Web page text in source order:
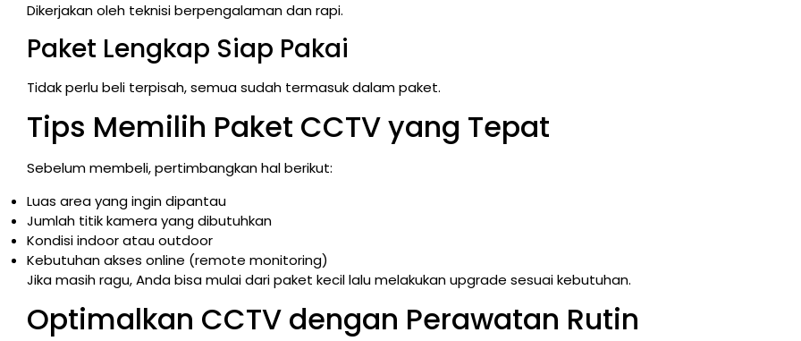
Dikerjakan oleh teknisi berpengalaman dan rapi.
Paket Lengkap Siap Pakai
Tidak perlu beli terpisah, semua sudah termasuk dalam paket.
Tips Memilih Paket CCTV yang Tepat
Sebelum membeli, pertimbangkan hal berikut:
Luas area yang ingin dipantau
Jumlah titik kamera yang dibutuhkan
Kondisi indoor atau outdoor
Kebutuhan akses online (remote monitoring)
Jika masih ragu, Anda bisa mulai dari paket kecil lalu melakukan upgrade sesuai kebutuhan.
Optimalkan CCTV dengan Perawatan Rutin